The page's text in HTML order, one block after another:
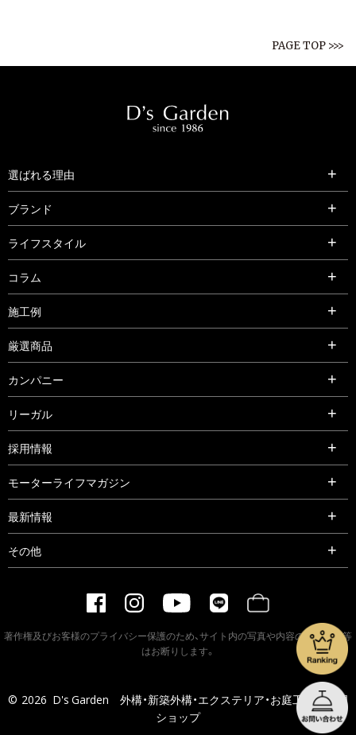
PAGE TOP >>>
選ばれる理由
ブランド
ライフスタイル
コラム
施工例
厳選商品
カンパニー
リーガル
採用情報
モーターライフマガジン
最新情報
その他
著作権及びお客様のプライバシー保護のため、サイト内の写真や内容の無断転載等
はお断りします。
© 2026 D's Garden 外構・新築外構・エクステリア・お庭工事の専門
ショップ